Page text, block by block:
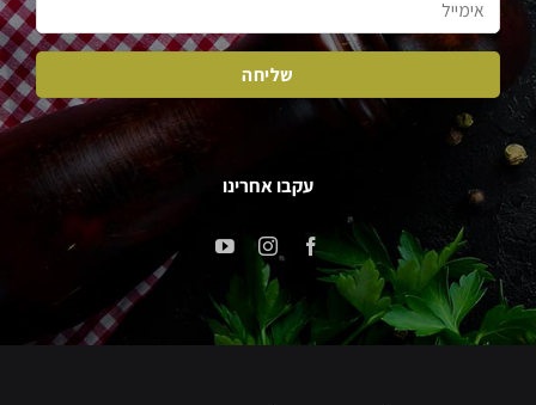
עקבו אחרינו